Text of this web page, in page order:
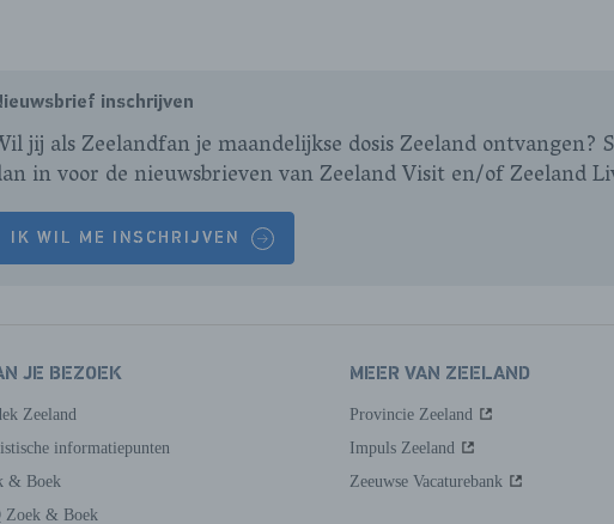
inschrijven
jij als Zeelandfan je maandelijkse dosis Zeeland ontvangen?
in voor de nieuwsbrieven van Zeeland Visit en/of Zeeland
IK WIL ME INSCHRIJVEN
JE BEZOEK
Zeeland
informatiepunten
& Boek
Zoek & Boek
MEER VAN ZEELAND
Provincie Zeeland
Impuls Zeeland
Zeeuwse Vacaturebank